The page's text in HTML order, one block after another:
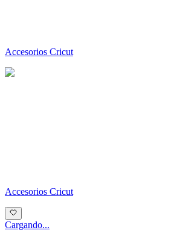
Accesorios Cricut
Accesorios Cricut
Cargando...